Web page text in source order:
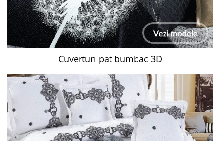
Cuverturi pat bumbac 3D